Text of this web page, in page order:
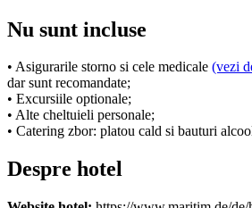
Nu sunt incluse
• Asigurarile storno si cele medicale (vezi
dar sunt recomandate;
• Excursiile optionale;
• Alte cheltuieli personale;
• Catering zbor: platou cald si bauturi
Despre hotel